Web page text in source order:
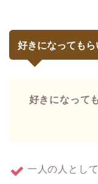
好きになっても
好きになって
一人の人とし